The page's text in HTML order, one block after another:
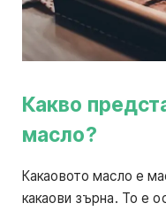
Какво
масло?
Какаовото масло е
какаови зърна. То е